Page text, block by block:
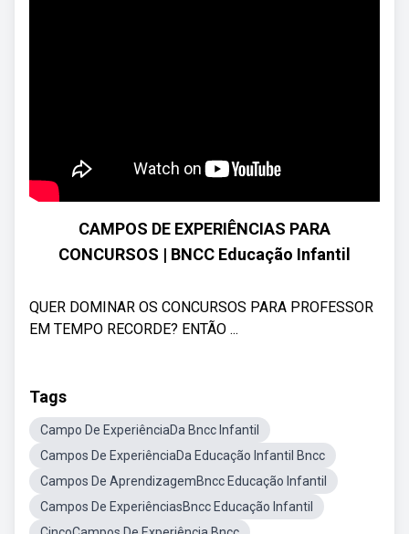
CAMPOS DE EXPERIÊNCIAS PARA
CONCURSOS | BNCC Educação Infantil
QUER DOMINAR OS CONCURSOS PARA PROFESSOR
EM TEMPO RECORDE? ENTÃO ...
Tags
Campo De ExperiênciaDa Bncc Infantil
Campos De ExperiênciaDa Educação Infantil Bncc
Campos De AprendizagemBncc Educação Infantil
Campos De ExperiênciasBncc Educação Infantil